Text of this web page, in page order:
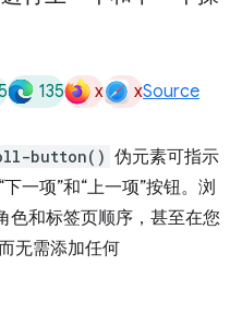
135 x xSource
button() 伪元素可指示
一项”和“上一项”按钮。浏
色和标签页顺序，甚至在您
无需添加任何